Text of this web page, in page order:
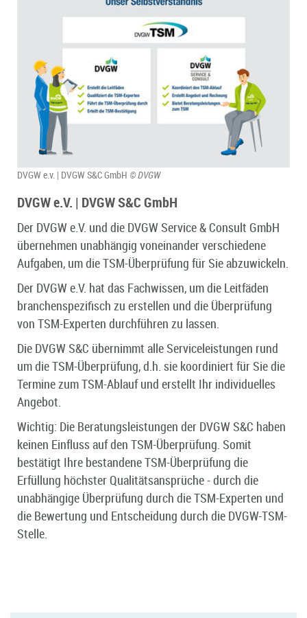
DVGW e.v. | DVGW S&C GmbH © DVGW
DVGW e.V. | DVGW S&C GmbH
Der DVGW e.V. und die DVGW Service & Consult GmbH
übernehmen unabhängig voneinander verschiedene
Aufgaben, um die TSM-Überprüfung für Sie abzuwickeln.
Der DVGW e.V. hat das Fachwissen, um die Leitfäden
branchenspezifisch zu erstellen und die Überprüfung
von TSM-Experten durchführen zu lassen.
Die DVGW S&C übernimmt alle Serviceleistungen rund
um die TSM-Überprüfung, d.h. sie koordiniert für Sie die
Termine zum TSM-Ablauf und erstellt Ihr individuelles
Angebot.
Wichtig: Die Beratungsleistungen der DVGW S&C haben
keinen Einfluss auf den TSM-Überprüfung. Somit
bestätigt Ihre bestandene TSM-Überprüfung die
Erfüllung höchster Qualitätsansprüche - durch die
unabhängige Überprüfung durch die TSM-Experten und
die Bewertung und Entscheidung durch die DVGW-TSM-
Stelle.